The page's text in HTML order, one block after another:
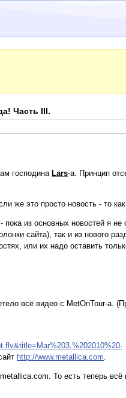
Часть III.
господина Lars-a. Принцип
же это просто новость - то
из основных новостей я не
сайта), так и из нового
или их надо оставить
всё видео с MetOnTour-а.
http://www.metallica.com.
То есть теперь